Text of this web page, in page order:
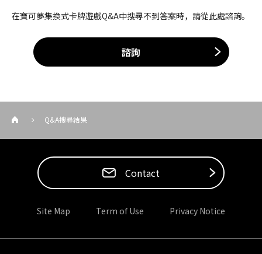
在寶可夢集換式卡牌遊戲Q&A中搜尋不到答案時，請從此處諮詢。
諮詢
Q&A搜尋結果
Contact
Site Map Term of Use Privacy Notice